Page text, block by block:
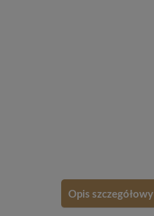
Opis szczegółowy